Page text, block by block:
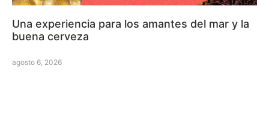
Una experiencia para los amantes del mar y la
buena cerveza
agosto 6, 2026